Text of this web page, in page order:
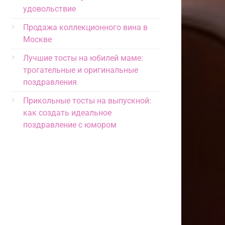
удовольствие
Продажа коллекционного вина в
Москве
Лучшие тосты на юбилей маме:
трогательные и оригинальные
поздравления
Прикольные тосты на выпускной:
как создать идеальное
поздравление с юмором